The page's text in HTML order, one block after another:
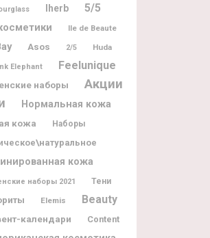
2019 Rodial Advent Calendar 2019
Iherb 5/5
Ile de Beaute
Asos 2/5
Huda
Elephant Feelunique
наборы
Акции
Нормальная кожа
кожа Наборы
кожа
наборы 2021 Тени
Elemis
Beauty
календари
Content